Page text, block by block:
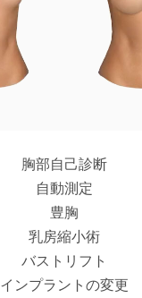
胸部自己診断
自動測定
豊胸
乳房縮小術
バストリフト
インプラントの変更